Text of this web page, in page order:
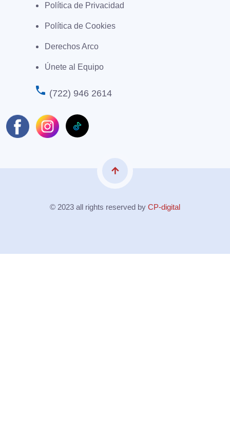
Política de Privacidad
Política de Cookies
Derechos Arco
Únete al Equipo
phone (722) 946 2614
© 2023 all rights reserved by CP-digital
arrow_upward